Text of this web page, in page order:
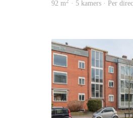
92 m2 · 5 kamers · Per